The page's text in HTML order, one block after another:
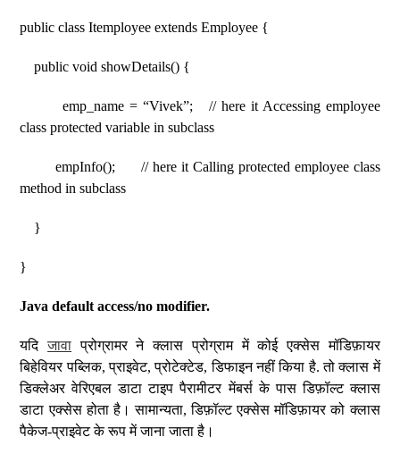
public class Itemployee extends Employee {
public void showDetails() {
emp_name = “Vivek”; // here it Accessing employee
class protected variable in subclass
empInfo(); // here it Calling protected employee class
method in subclass
}
}
Java default access/no modifier.
यदिजावा प्रोग्रामर ने क्लास प्रोग्राम में कोई एक्सेस मॉडिफ़ायर
बिहेवियर पब्लिक, प्राइवेट, प्रोटेक्टेड, डिफाइन नहीं किया है. तो क्लास में
डिक्लेअर वेरिएबल डाटा टाइप पैरामीटर मेंबर्स के पास डिफ़ॉल्ट क्लास
डाटा एक्सेस होता है। सामान्यता, डिफ़ॉल्ट एक्सेस मॉडिफ़ायर को क्लास
पैकेज-प्राइवेट के रूप में जाना जाता है।